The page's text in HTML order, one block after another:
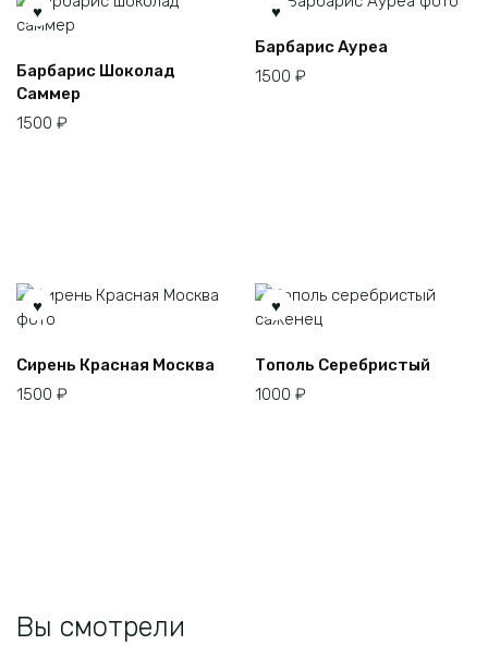
Барбарис Шоколад
Саммер
1500 ₽
Барбарис Ауреа
1500 ₽
Сирень Красная Москва
1500 ₽
Тополь Серебристый
1000 ₽
Вы смотрели